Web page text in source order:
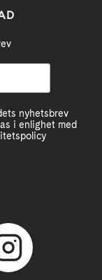
nyhetsbrev
i enlighet med